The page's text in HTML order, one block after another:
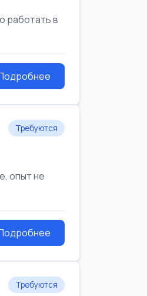
работать в
Требуются
опыт не
Требуются